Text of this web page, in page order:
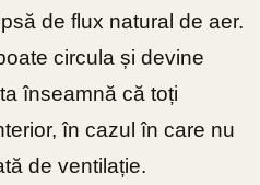
de flux natural de aer.
circula și devine
înseamnă că toți
în cazul în care nu
de ventilație.